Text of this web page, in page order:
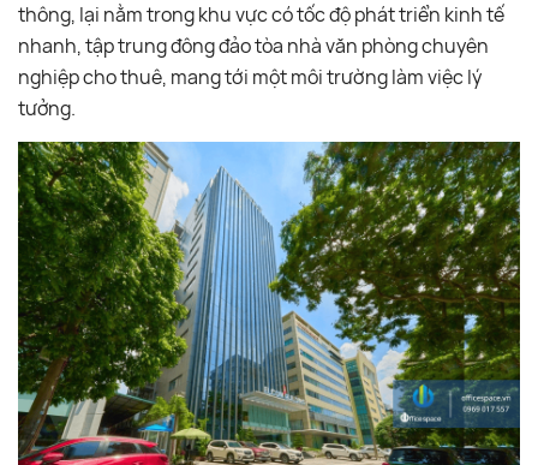
thông, lại nằm trong khu vực có tốc độ phát triển kinh tế
nhanh, tập trung đông đảo tòa nhà văn phòng chuyên
nghiệp cho thuê, mang tới một môi trường làm việc lý
tưởng.